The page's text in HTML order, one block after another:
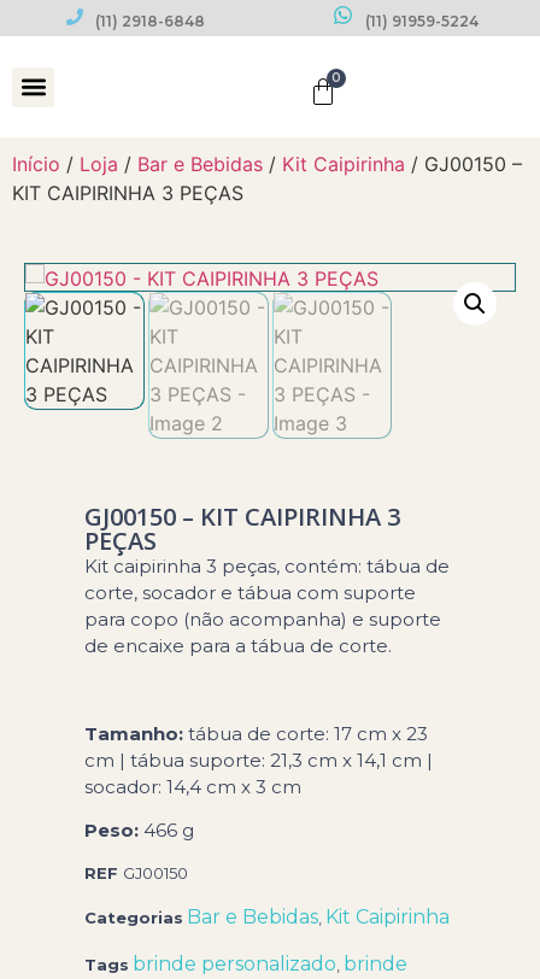
(11) 2918-6848 (11) 91959-5224
0
Início / Loja / Bar e Bebidas / Kit Caipirinha / GJ00150 –
KIT CAIPIRINHA 3 PEÇAS
GJ00150 – KIT CAIPIRINHA 3
PEÇAS
Kit caipirinha 3 peças, contém: tábua de
corte, socador e tábua com suporte
para copo (não acompanha) e suporte
de encaixe para a tábua de corte.
Tamanho:tábua de corte: 17 cm x 23
cm | tábua suporte:21,3 cm x 14,1 cm |
socador: 14,4 cm x 3 cm
Peso: 466 g
REF GJ00150
Categorias Bar e Bebidas Kit Caipirinha
Tags brinde personalizado brinde